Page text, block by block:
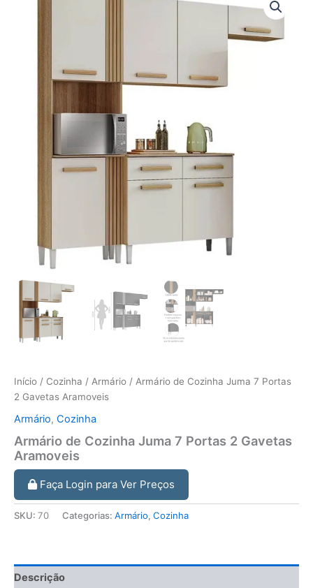
Início / Cozinha / Armário / Armário de Cozinha Juma 7 Portas
2 Gavetas Aramoveis
Armário, Cozinha
Armário de Cozinha Juma 7 Portas 2 Gavetas
Aramoveis
Faça Login para Ver Preços
SKU: 70 Categorias: Armário, Cozinha
Descrição